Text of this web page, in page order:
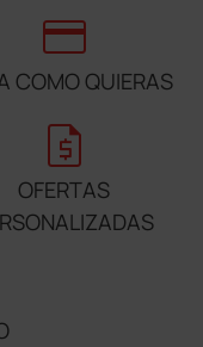
credit_card
COMO QUIERAS
request_quote
OFERTAS